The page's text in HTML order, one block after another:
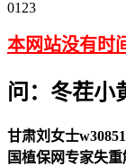
01 23
本网站没有时
问：冬茬小
甘肃刘女士
国植保网专家失重